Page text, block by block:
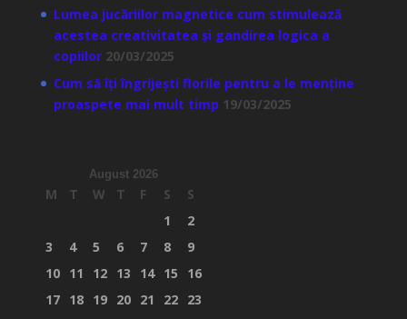
Lumea jucăriilor magnetice cum stimulează
acestea creativitatea și gandirea logica a
copiilor 20/03/2025
Cum să îți îngrijești florile pentru a le menține
proaspete mai mult timp 19/03/2025
August 2026
M T W T F S
S
1
2
3
4 5 6 7 8
9
10 11 12 13 14 15
16
17 18 19 20 21 22 23